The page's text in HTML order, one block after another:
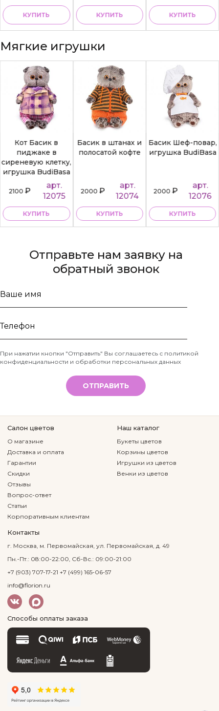
КУПИТЬ КУПИТЬ КУПИТЬ
Мягкие игрушки
Кот Басик в
пиджаке в
сиреневую клетку,
игрушка BudiBasa
2100₽
арт.
12075
КУПИТЬ
Басик в штанах и
полосатой кофте
2000₽
арт.
12074
КУПИТЬ
Басик Шеф-повар,
игрушка BudiBasa
2000₽
арт.
12076
КУПИТЬ
Отправьте нам заявку на
обратный звонок
Ваше
Телефон
*
При нажатии кнопки "Отправить" Вы соглашаетесь с политикой
конфиденциальности и обработки персональных данных
ОТПРАВИТЬ
Салон цветов
О магазине
Доставка и оплата
Гарантии
Скидки
Отзывы
Вопрос-ответ
Статьи
Корпоративным клиентам
Наш каталог
Букеты цветов
Корзины цветов
Игрушки из цветов
Венки из цветов
Контакты
г. Москва, м. Первомайская, ул. Первомайская, д. 49
Пн.-Пт.: 08:00-22:00, Сб-Вс.: 09:00-21:00
+7 (903) 707-17-21 +7 (499) 165-06-57
info@florion.ru
Способы оплаты заказа